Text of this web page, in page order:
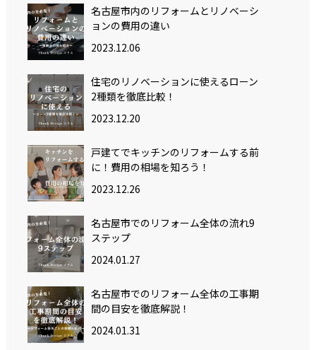
名古屋市内のリフォームとリノベーシ
ョンの費用の違い
2023.12.06
住宅のリノベーションに使えるローン
2種類を徹底比較！
2023.12.20
戸建てでキッチンのリフォームする前
に！費用の相場を知ろう！
2023.12.26
名古屋市でのリフォーム全体の流れ9
ステップ
2024.01.27
名古屋市でのリフォーム全体の工事期
間の目安を徹底解説！
2024.01.31